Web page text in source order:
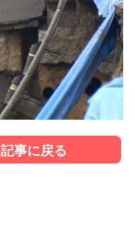
記事に戻る